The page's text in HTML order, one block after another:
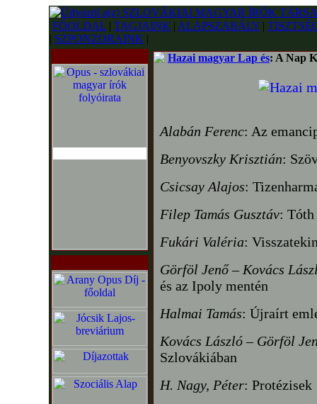
FŐOLDAL | TAGJAINK | ALAPSZABÁLY |
| SZPONZORAINK |
Hazai magyar Lap és: A Nap
Alabán Ferenc: Az
Benyovszky Krisztián:
Csicsay Alajos:
Filep Tamás Gusztáv: Tóth
Fukári Valéria:
Görföl Jenő – Kovács
és az Ipoly mentén
Halmai Tamás: Újraírt
Kovács László – Görföl
Szlovákiában
H. Nagy, Péter: Protézisek